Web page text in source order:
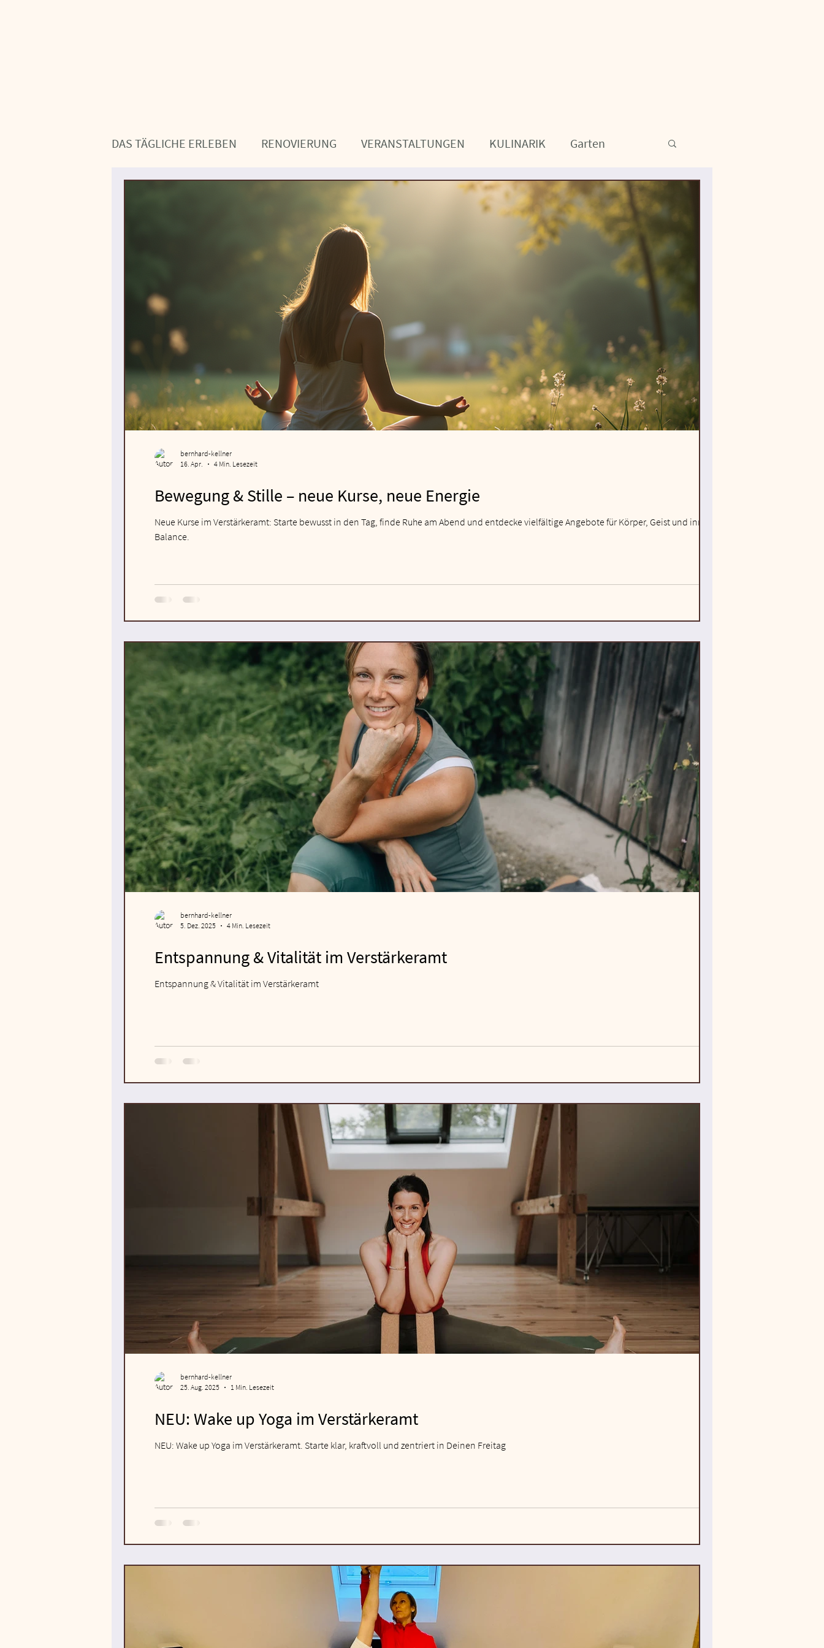
DAS TÄGLICHE ERLEBEN RENOVIERUNG VERANSTALTUNGEN KULINARIK Garten
Bewegung & Stille – neue Kurse, neue Energie
Neue Kurse im Verstärkeramt: Starte bewusst in den Tag, finde Ruhe am Abend und entdecke vielfältige Angebote für Körper, Geist und innere
Balance.
bernhard-kellner
16. Apr.
4 Min. Lesezeit
Entspannung & Vitalität im Verstärkeramt
Entspannung & Vitalität im Verstärkeramt
bernhard-kellner
5. Dez. 2025
4 Min. Lesezeit
NEU: Wake up Yoga im Verstärkeramt
NEU: Wake up Yoga im Verstärkeramt. Starte klar, kraftvoll und zentriert in Deinen Freitag
bernhard-kellner
25. Aug. 2025
1 Min. Lesezeit